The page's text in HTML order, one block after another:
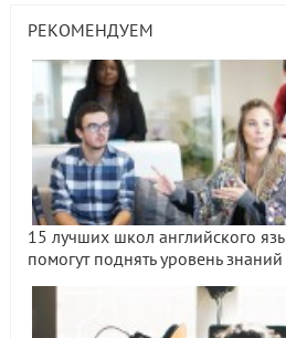
РЕКОМЕНДУЕМ
15 лучших школ английского
помогут поднять уровень знаний